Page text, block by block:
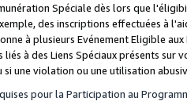
Spéciale dès lors que
des inscriptions effectuées à
à plusieurs Evénement Eligible
à des Liens Spéciaux présents
une violation ou une utilisation
pour la Participation au